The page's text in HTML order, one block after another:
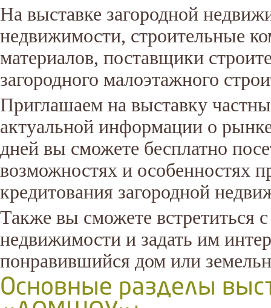
На выставке загородной
недвижимости, строительные
материалов, поставщики
загородного малоэтажного
Приглашаем на выставку
актуальной информации о
дней вы сможете бесплатно
возможностях и особенностях
кредитования загородной
Также вы сможете встретиться
недвижимости и задать им
понравившийся дом или
Основные разделы